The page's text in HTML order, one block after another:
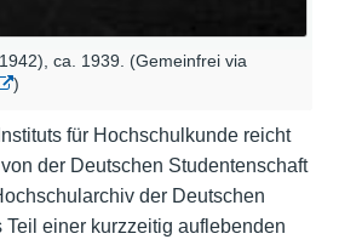
ca. 1939. (Gemeinfrei via
)
für Hochschulkunde reicht
der Deutschen Studentenschaft
der Deutschen
Teil einer kurzzeitig auflebenden